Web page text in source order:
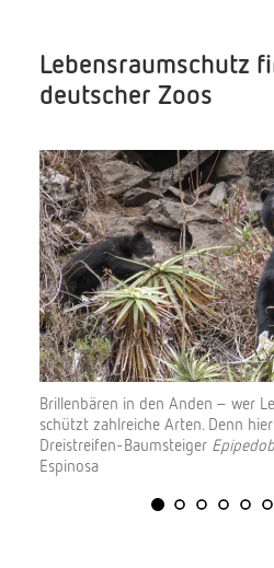
Lebensraumschutz
deutscher Zoos
Brillenbären in den Anden – wer
schützt zahlreiche Arten. Denn
Dreistreifen-Baumsteiger
Espinosa